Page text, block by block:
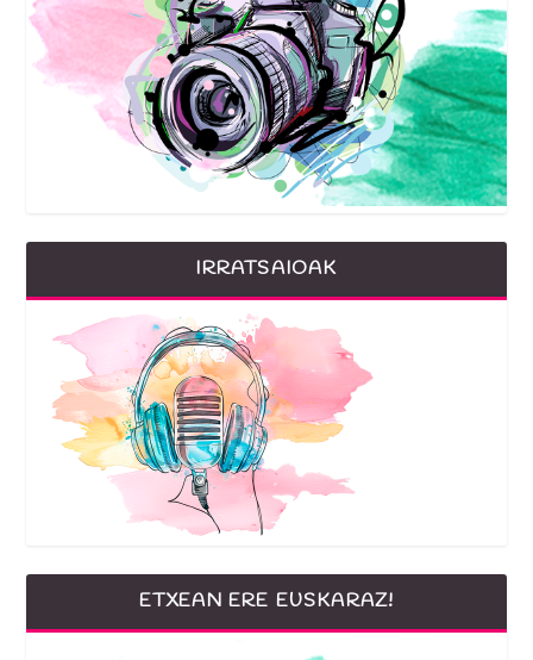
IRRATSAIOAK
ETXEAN ERE EUSKARAZ!